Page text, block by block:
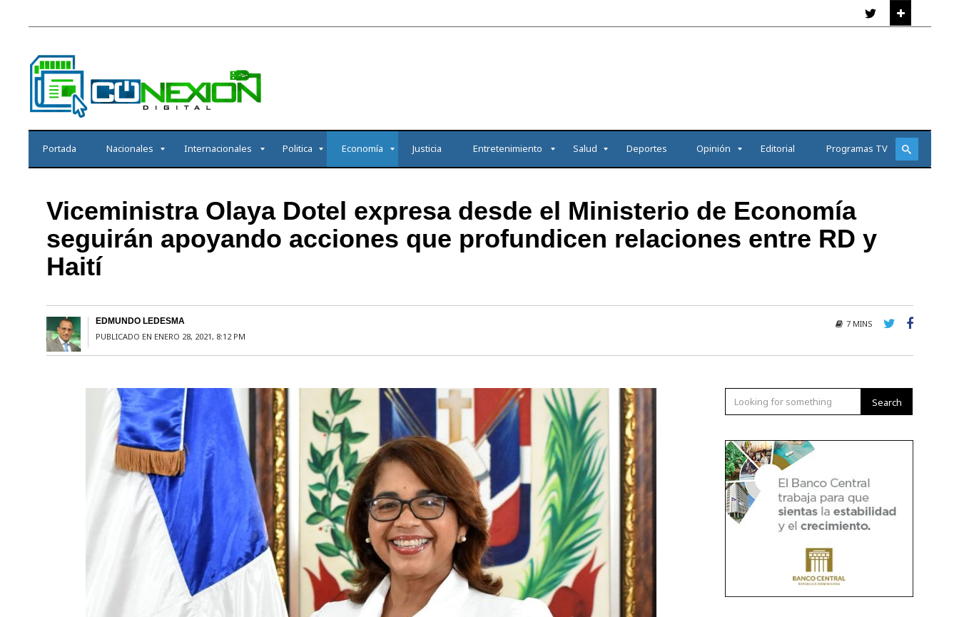
Portada Nacionales Internacionales Politica Economía Justicia Entretenimiento Salud Deportes Opinión Editorial Programas TV
Viceministra Olaya Dotel expresa desde el Ministerio de Economía
seguirán apoyando acciones que profundicen relaciones entre RD y
Haití
EDMUNDO LEDESMA
PUBLICADO EN ENERO 28, 2021, 8:12 PM
7 MINS
Search